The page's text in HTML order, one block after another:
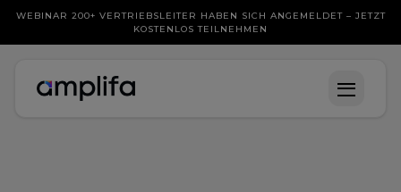
WEBINAR 200+ VERTRIEBSLEITER HABEN SICH ANGEMELDET – JETZT
KOSTENLOS TEILNEHMEN